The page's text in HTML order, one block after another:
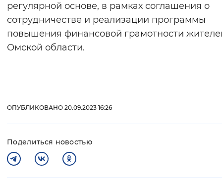
регулярной основе, в рамках соглашения о
сотрудничестве и реализации программы
повышения финансовой грамотности
Омской области.
ОПУБЛИКОВАНО 20.09.2023 16:26
Поделиться новостью